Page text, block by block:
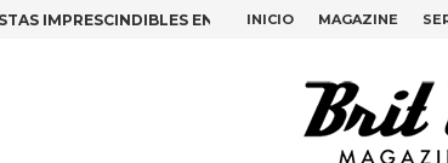
IMPRESCINDIBLES EN LA SEMANA DEL ARTE...
INICIO MAGAZINE